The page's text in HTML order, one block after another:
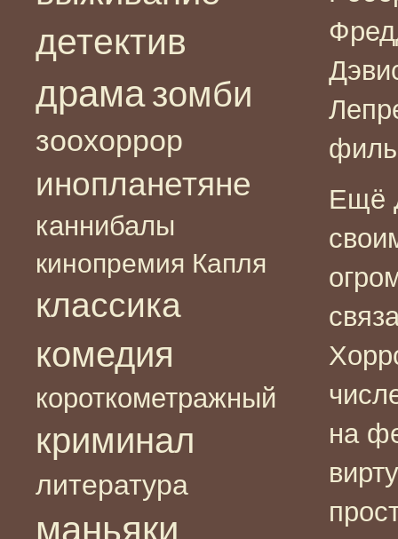
детектив
драма зомби
зоохоррор
инопланетяне
каннибалы
кинопремия Капля
классика
комедия
короткометражный
криминал
литература
маньяки
Ещё
на